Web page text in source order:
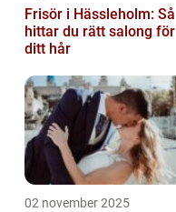
Frisör i Hässleholm: Så
hittar du rätt salong för
ditt hår
02 november 2025